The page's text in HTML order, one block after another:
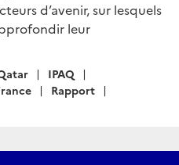
d’avenir, sur lesquels
leur
IPAQ
Rapport